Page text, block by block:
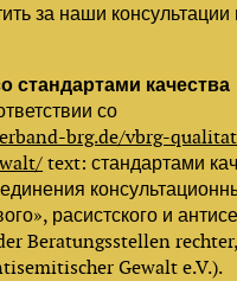
за наши консультации
стандартами качества
со
brg.de/vbrg-
text: стандартами
расистского и
Beratungsstellen rechter,
Gewalt e.V.).